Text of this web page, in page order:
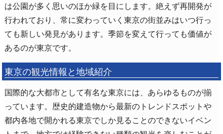
は公園が多く思いのほか緑を目にします。絶えず再開発が
行われており、常に変わっていく東京の街並みはいつ行っ
ても新しい発見があります。季節を変えて行っても価値が
あるのが東京です。
東京の観光情報と地域紹介
国際的な大都市として有名な東京には、あらゆるものが揃
っています。歴史的建造物から最新のトレンドスポットや
都内各地で開かれる東京でしか見ることのできないイベン